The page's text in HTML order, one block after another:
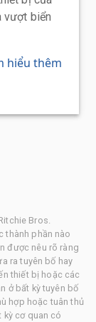
vượt biển
hiểu thêm
Bros.
thành phần nào
được nêu rõ ràng
ra tuyên bố hay
thiết bị hoặc các
ở bất kỳ tuyên bố
hợp hoặc tuân thủ
kỳ cơ quan có